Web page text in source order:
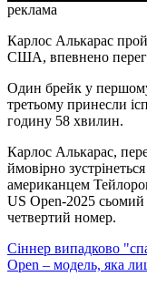
реклама
Карлос Алькарас
США, впевнено
Один брейк у
третьому принесли
годину 58 хвилин.
Карлос Алькарас,
ймовірно
американцем
US Open-2025
четвертий номер.
Сіннер випадково
Open – модель, яка